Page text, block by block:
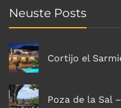
Neuste Posts
Cortijo el
Poza de la Sal